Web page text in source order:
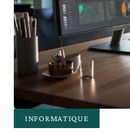
INFORMATIQUE